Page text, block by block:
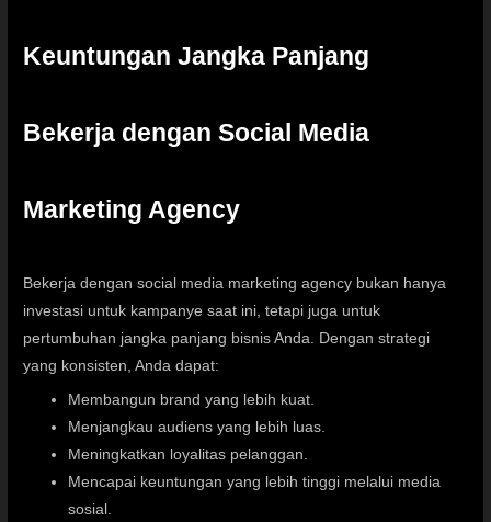
Keuntungan Jangka Panjang
Bekerja dengan Social Media
Marketing Agency
Bekerja dengan social media marketing agency bukan hanya
investasi untuk kampanye saat ini, tetapi juga untuk
pertumbuhan jangka panjang bisnis Anda. Dengan strategi
yang konsisten, Anda dapat:
Membangun brand yang lebih kuat.
Menjangkau audiens yang lebih luas.
Meningkatkan loyalitas pelanggan.
Mencapai keuntungan yang lebih tinggi melalui media
sosial.